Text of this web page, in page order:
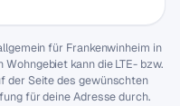
für Frankenwinheim in
kann die LTE- bzw.
der Seite des gewünschten
für deine Adresse durch.